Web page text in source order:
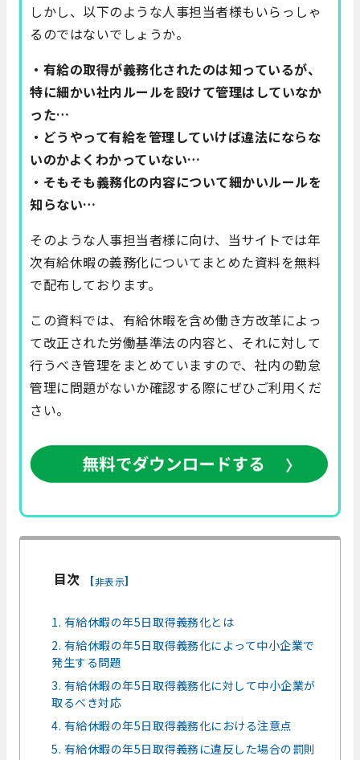
しかし、以下のような人事担当者様もいらっしゃ
るのではないでしょうか。
・有給の取得が義務化されたのは知っているが、
特に細かい社内ルールを設けて管理はしていなか
った…
・どうやって有給を管理していけば違法にならな
いのかよくわかっていない…
・そもそも義務化の内容について細かいルールを
知らない…
そのような人事担当者様に向け、当サイトでは年
次有給休暇の義務化についてまとめた資料を無料
で配布しております。
この資料では、有給休暇を含め働き方改革によっ
て改正された労働基準法の内容と、それに対して
行うべき管理をまとめていますので、社内の勤怠
管理に問題がないか確認する際にぜひご利用くだ
さい。
目次 [非表示]
1. 有給休暇の年5日取得義務化とは
2. 有給休暇の年5日取得義務化によって中小企業で
発生する問題
3. 有給休暇の年5日取得義務化に対して中小企業が
取るべき対応
4. 有給休暇の年5日取得義務化における注意点
5. 有給休暇の年5日取得義務に違反した場合の罰則